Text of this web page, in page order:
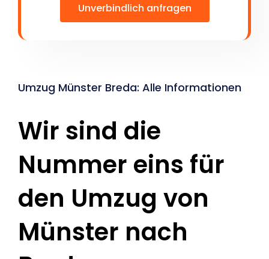
Unverbindlich anfragen
Umzug Münster Breda: Alle Informationen
Wir sind die
Nummer eins für
den Umzug von
Münster nach